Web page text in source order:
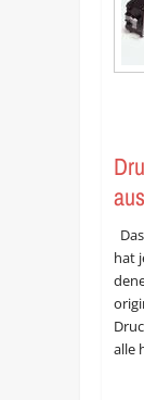
hat
alle